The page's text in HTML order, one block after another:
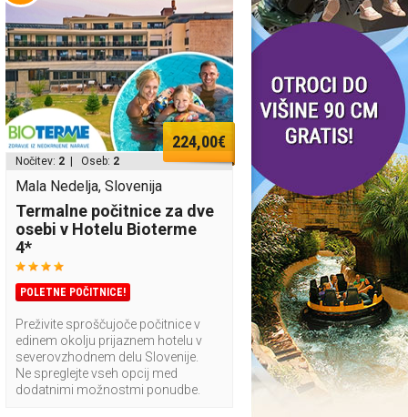
224,00€
Nočitev: 2 | Oseb: 2
Mala Nedelja, Slovenija
Termalne počitnice za dve
osebi v Hotelu Bioterme
4*
POLETNE POČITNICE!
Preživite sproščujoče počitnice v
edinem okolju prijaznem hotelu v
severovzhodnem delu Slovenije.
Ne spreglejte vseh opcij med
dodatnimi možnostmi ponudbe.